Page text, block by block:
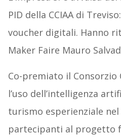
PID della CCIAA di
voucher digitali. Hanno
Maker Faire Mauro
Co-premiato il
l’uso dell’intelligenza
turismo esperienziale
partecipanti al progetto